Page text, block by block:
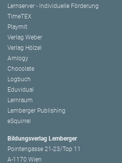
Lernserver - Individuelle Förderung
TimeTEX
Playmit
Verlag Weber
Verlag Hölzel
Amlogy
Chocolate
Logbuch
Eduvidual
Lernraum
Lemberger Publishing
eSquirrel
Bildungsverlag Lemberger
Pointengasse 21-23/Top 11
A-1170 Wien